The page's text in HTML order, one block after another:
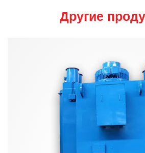
Другие